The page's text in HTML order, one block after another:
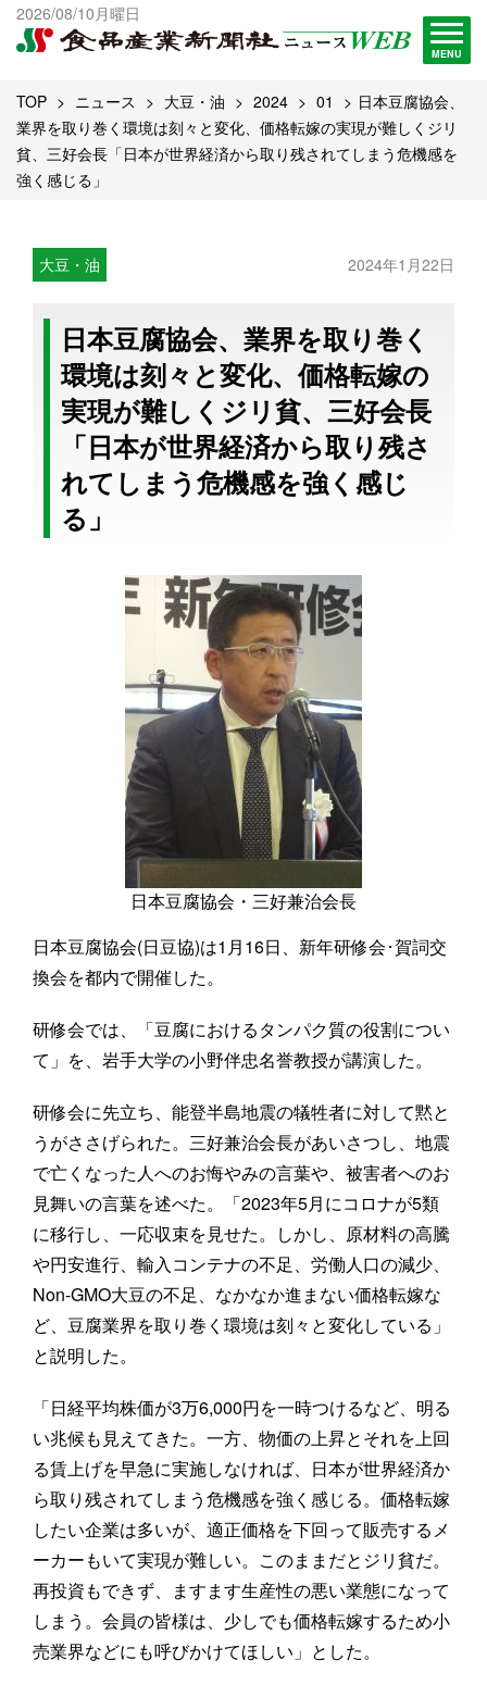
2026/08/10月曜日
MENU
出版物一覧へ
試読・購読申し込み
TOP ニュース 大豆・油 2024 01
日本豆腐協会、
業界を取り巻く環境は刻々と変化、価格転嫁の実現が難しくジリ
貧、三好会長「日本が世界経済から取り残されてしまう危機感を
強く感じる」
大豆・油 2024年1月22日
日本豆腐協会、業界を取り巻く
環境は刻々と変化、価格転嫁の
実現が難しくジリ貧、三好会長
「日本が世界経済から取り残さ
れてしまう危機感を強く感じ
る」
日本豆腐協会・三好兼治会長
日本豆腐協会(日豆協)は1月16日、新年研修会･賀詞交
換会を都内で開催した。
研修会では、「豆腐におけるタンパク質の役割につい
て」を、岩手大学の小野伴忠名誉教授が講演した。
研修会に先立ち、能登半島地震の犠牲者に対して黙と
うがささげられた。三好兼治会長があいさつし、地震
で亡くなった人へのお悔やみの言葉や、被害者へのお
見舞いの言葉を述べた。「2023年5月にコロナが5類
に移行し、一応収束を見せた。しかし、原材料の高騰
や円安進行、輸入コンテナの不足、労働人口の減少、
Non-GMO大豆の不足、なかなか進まない価格転嫁な
ど、豆腐業界を取り巻く環境は刻々と変化している」
と説明した。
「日経平均株価が3万6,000円を一時つけるなど、明る
い兆候も見えてきた。一方、物価の上昇とそれを上回
る賃上げを早急に実施しなければ、日本が世界経済か
ら取り残されてしまう危機感を強く感じる。価格転嫁
したい企業は多いが、適正価格を下回って販売するメ
ーカーもいて実現が難しい。このままだとジリ貧だ。
再投資もできず、ますます生産性の悪い業態になって
しまう。会員の皆様は、少しでも価格転嫁するため小
売業界などにも呼びかけてほしい」とした。